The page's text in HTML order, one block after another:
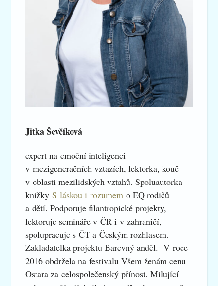
Jitka Ševčíková
expert na emoční inteligenci
v mezigeneračních vztazích, lektorka, kouč
v oblasti mezilidských vztahů. Spoluautorka
knížkyS láskou i rozumem o EQ rodičů
a dětí. Podporuje filantropické projekty,
lektoruje semináře v ČR i v zahraničí,
spolupracuje s ČT a Českým rozhlasem.
Zakladatelka projektu Barevný anděl. V roce
2016 obdržela na festivalu Všem ženám cenu
Ostara za celospolečenský přínost. Milující